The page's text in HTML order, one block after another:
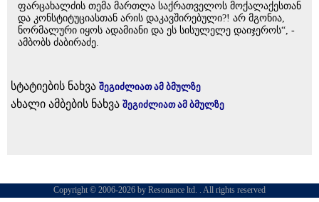
ფარცახალძის თემა მართლა საქრათველოს მოქალაქესთან
და კონსტიტუციასთან არის დაკავშირებული?! არ მგონია,
ნორმალური იყოს ადამიანი და ეს სისულელე დაიჯეროს“, -
ამბობს ძაბირაძე.
სტატიების ნახვა შეგიძლიათ ამ ბმულზე
ახალი ამბების ნახვა შეგიძლიათ ამ ბმულზე
Copyright © 2006-2026 by Resonance ltd. . All rights reserved